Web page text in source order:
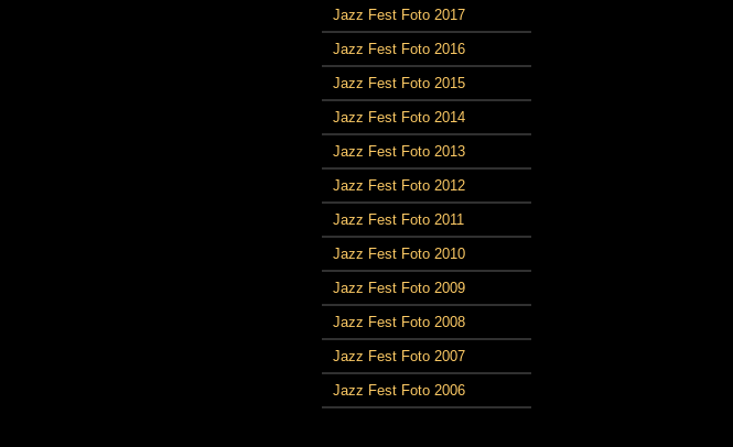
Jazz Fest Foto 2017
Jazz Fest Foto 2016
Jazz Fest Foto 2015
Jazz Fest Foto 2014
Jazz Fest Foto 2013
Jazz Fest Foto 2012
Jazz Fest Foto 2011
Jazz Fest Foto 2010
Jazz Fest Foto 2009
Jazz Fest Foto 2008
Jazz Fest Foto 2007
Jazz Fest Foto 2006